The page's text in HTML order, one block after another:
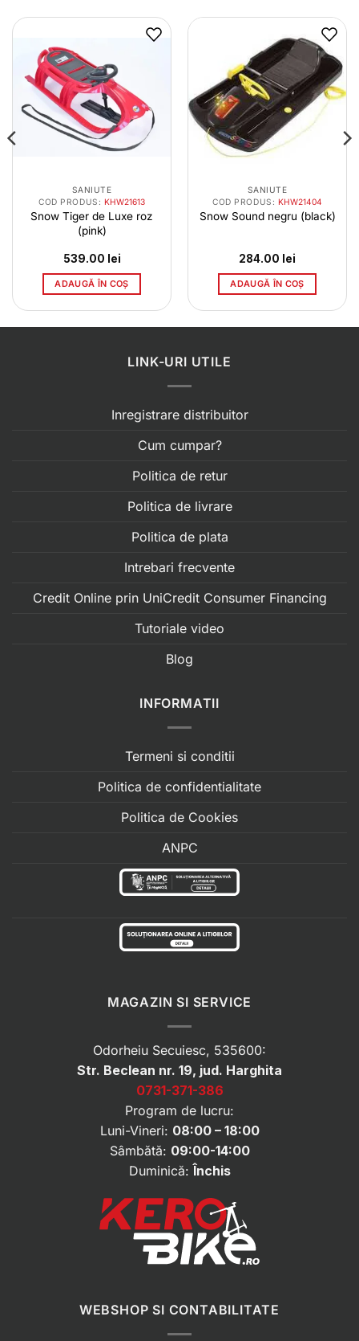
SANIUTE
COD PRODUS: KHW21613
Snow Tiger de Luxe roz
(pink)
539.00 lei
ADAUGĂ ÎN COȘ
SANIUTE
COD PRODUS: KHW21404
Snow Sound negru (black)
284.00 lei
ADAUGĂ ÎN COȘ
LINK-URI UTILE
Inregistrare distribuitor
Cum cumpar?
Politica de retur
Politica de livrare
Politica de plata
Intrebari frecvente
Credit Online prin UniCredit Consumer Financing
Tutoriale video
Blog
INFORMATII
Termeni si conditii
Politica de confidentialitate
Politica de Cookies
ANPC
MAGAZIN SI SERVICE
Odorheiu Secuiesc, 535600:
Str. Beclean nr. 19, jud. Harghita
0731-371-386
Program de lucru:
Luni-Vineri: 08:00 – 18:00
Sâmbătă: 09:00-14:00
Duminică:Închis
WEBSHOP SI CONTABILITATE